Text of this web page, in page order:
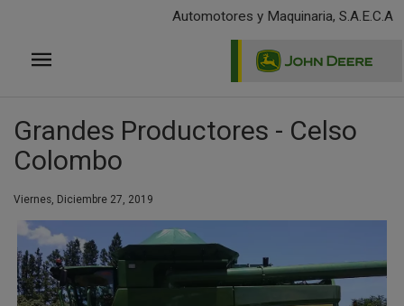
principal
Automotores y Maquinaria, S.A.E.C.A
Grandes Productores - Celso
Colombo
Viernes, Diciembre 27, 2019